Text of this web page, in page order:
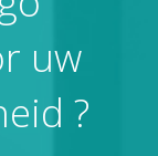
uw
?